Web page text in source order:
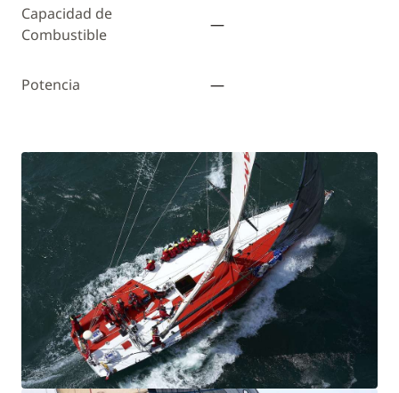
Capacidad de
Combustible
—
Potencia —